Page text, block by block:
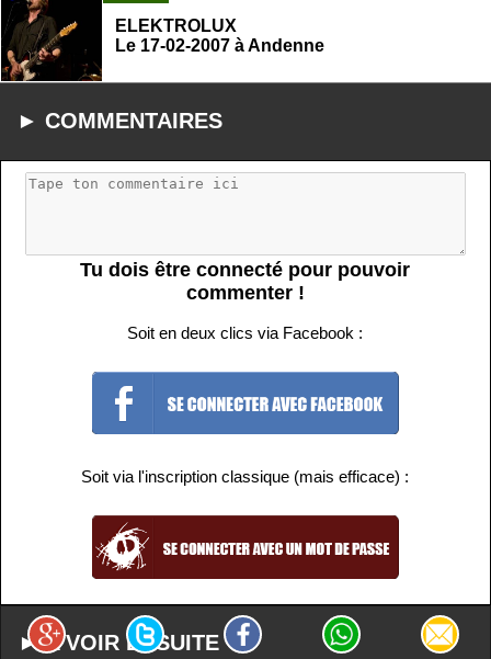
ELEKTROLUX
Le 17-02-2007 à Andenne
► COMMENTAIRES
Tu dois être connecté pour pouvoir
commenter !
Soit en deux clics via Facebook :
Soit via l'inscription classique (mais efficace) :
► A VOIR ENSUITE